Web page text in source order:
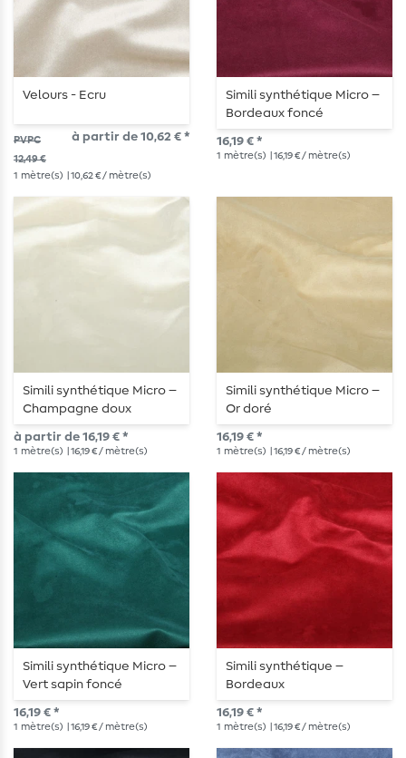
Velours - Ecru
PVPC
12,49 €
à partir de 10,62 € *
1 mètre(s) | 10,62 € / mètre(s)
Simili synthétique Micro –
Bordeaux foncé
16,19 € *
1 mètre(s) | 16,19 € / mètre(s)
Simili synthétique Micro –
Champagne doux
à partir de 16,19 € *
1 mètre(s) | 16,19 € / mètre(s)
Simili synthétique Micro –
Or doré
16,19 € *
1 mètre(s) | 16,19 € / mètre(s)
Simili synthétique Micro –
Vert sapin foncé
16,19 € *
1 mètre(s) | 16,19 € / mètre(s)
Simili synthétique –
Bordeaux
16,19 € *
1 mètre(s) | 16,19 € / mètre(s)